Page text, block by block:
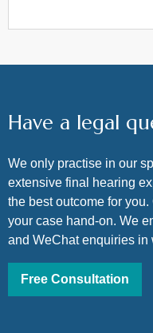
的是具有“猎犬”一样的
有猎犬一样的嗅觉。
子的每个细节，在别
忽略不计的东西，他会
的抽丝剥茧去看去分
了。 二、像猎犬一样
官司对方离过两次婚，
打过类似官司，实战经
特征都很强。所提供的
Have a legal
We only practise in our
extensive final hearing
the best outcome for
your case hand-on. We
and WeChat enquiries in
Free Consultation